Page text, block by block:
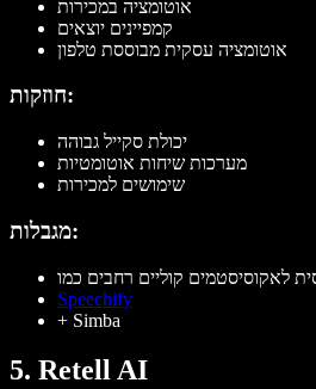
אוטומציה במכירות
קמפיינים יוצאים
אוטומציה עסקית מבוססת טלפון
חוזקות:
יכולת סקייל גבוהה
מערכות שיחות אוטומטיות
שימושים למכירות
מגבלות:
לאקוסיסטמים קוליים רחבים כמו
Speechify
+ Simba
5. Retell AI